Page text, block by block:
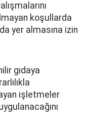
koşullarda
yer almasına izin
gıdaya
işletmeler